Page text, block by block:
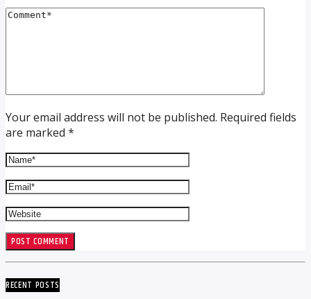
Your email address will not be published. Required fields
are marked *
RECENT POSTS